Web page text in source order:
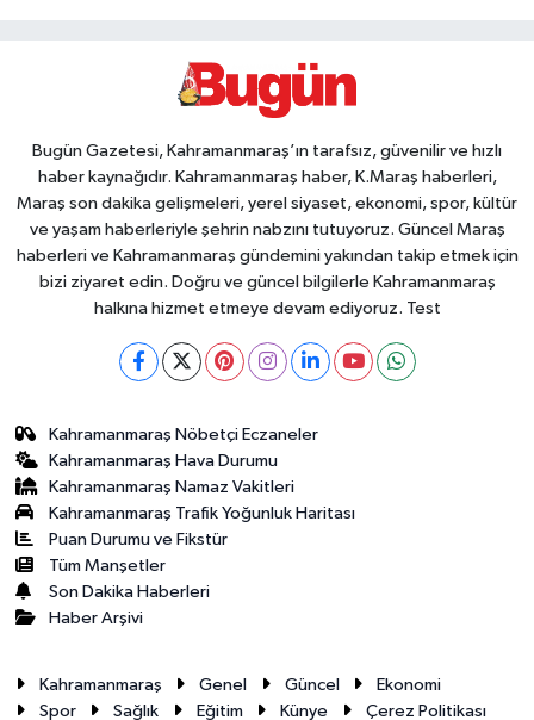
Bugün Gazetesi, Kahramanmaraş’ın tarafsız, güvenilir ve hızlı
haber kaynağıdır. Kahramanmaraş haber, K.Maraş haberleri,
Maraş son dakika gelişmeleri, yerel siyaset, ekonomi, spor, kültür
ve yaşam haberleriyle şehrin nabzını tutuyoruz. Güncel Maraş
haberleri ve Kahramanmaraş gündemini yakından takip etmek için
bizi ziyaret edin. Doğru ve güncel bilgilerle Kahramanmaraş
halkına hizmet etmeye devam ediyoruz. Test
Kahramanmaraş Nöbetçi Eczaneler
Kahramanmaraş Hava Durumu
Kahramanmaraş Namaz Vakitleri
Kahramanmaraş Trafik Yoğunluk Haritası
Puan Durumu ve Fikstür
Tüm Manşetler
Son Dakika Haberleri
Haber Arşivi
Kahramanmaraş Genel Güncel
Ekonomi
Spor
Sağlık Eğitim Künye Çerez Politikası